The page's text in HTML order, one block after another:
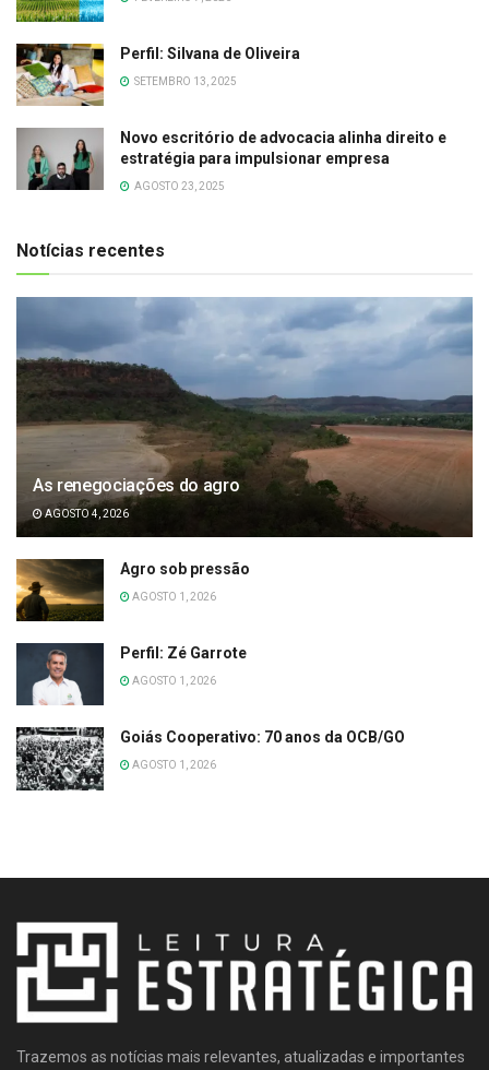
Perfil: Silvana de Oliveira
SETEMBRO 13, 2025
Novo escritório de advocacia alinha direito e
estratégia para impulsionar empresa
AGOSTO 23, 2025
Notícias recentes
As renegociações do agro
AGOSTO 4, 2026
Agro sob pressão
AGOSTO 1, 2026
Perfil: Zé Garrote
AGOSTO 1, 2026
Goiás Cooperativo: 70 anos da OCB/GO
AGOSTO 1, 2026
Trazemos as notícias mais relevantes, atualizadas e importantes